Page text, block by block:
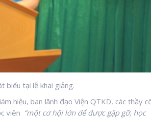
biểu tại lễ khai giảng.
hiệu, ban lãnh đạo Viện QTKD, các thầy
viên “một cơ hội lớn để được gặp gỡ, học